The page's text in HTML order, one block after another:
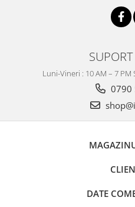
Luni-Vineri : 10 AM – 7
0790
DATE